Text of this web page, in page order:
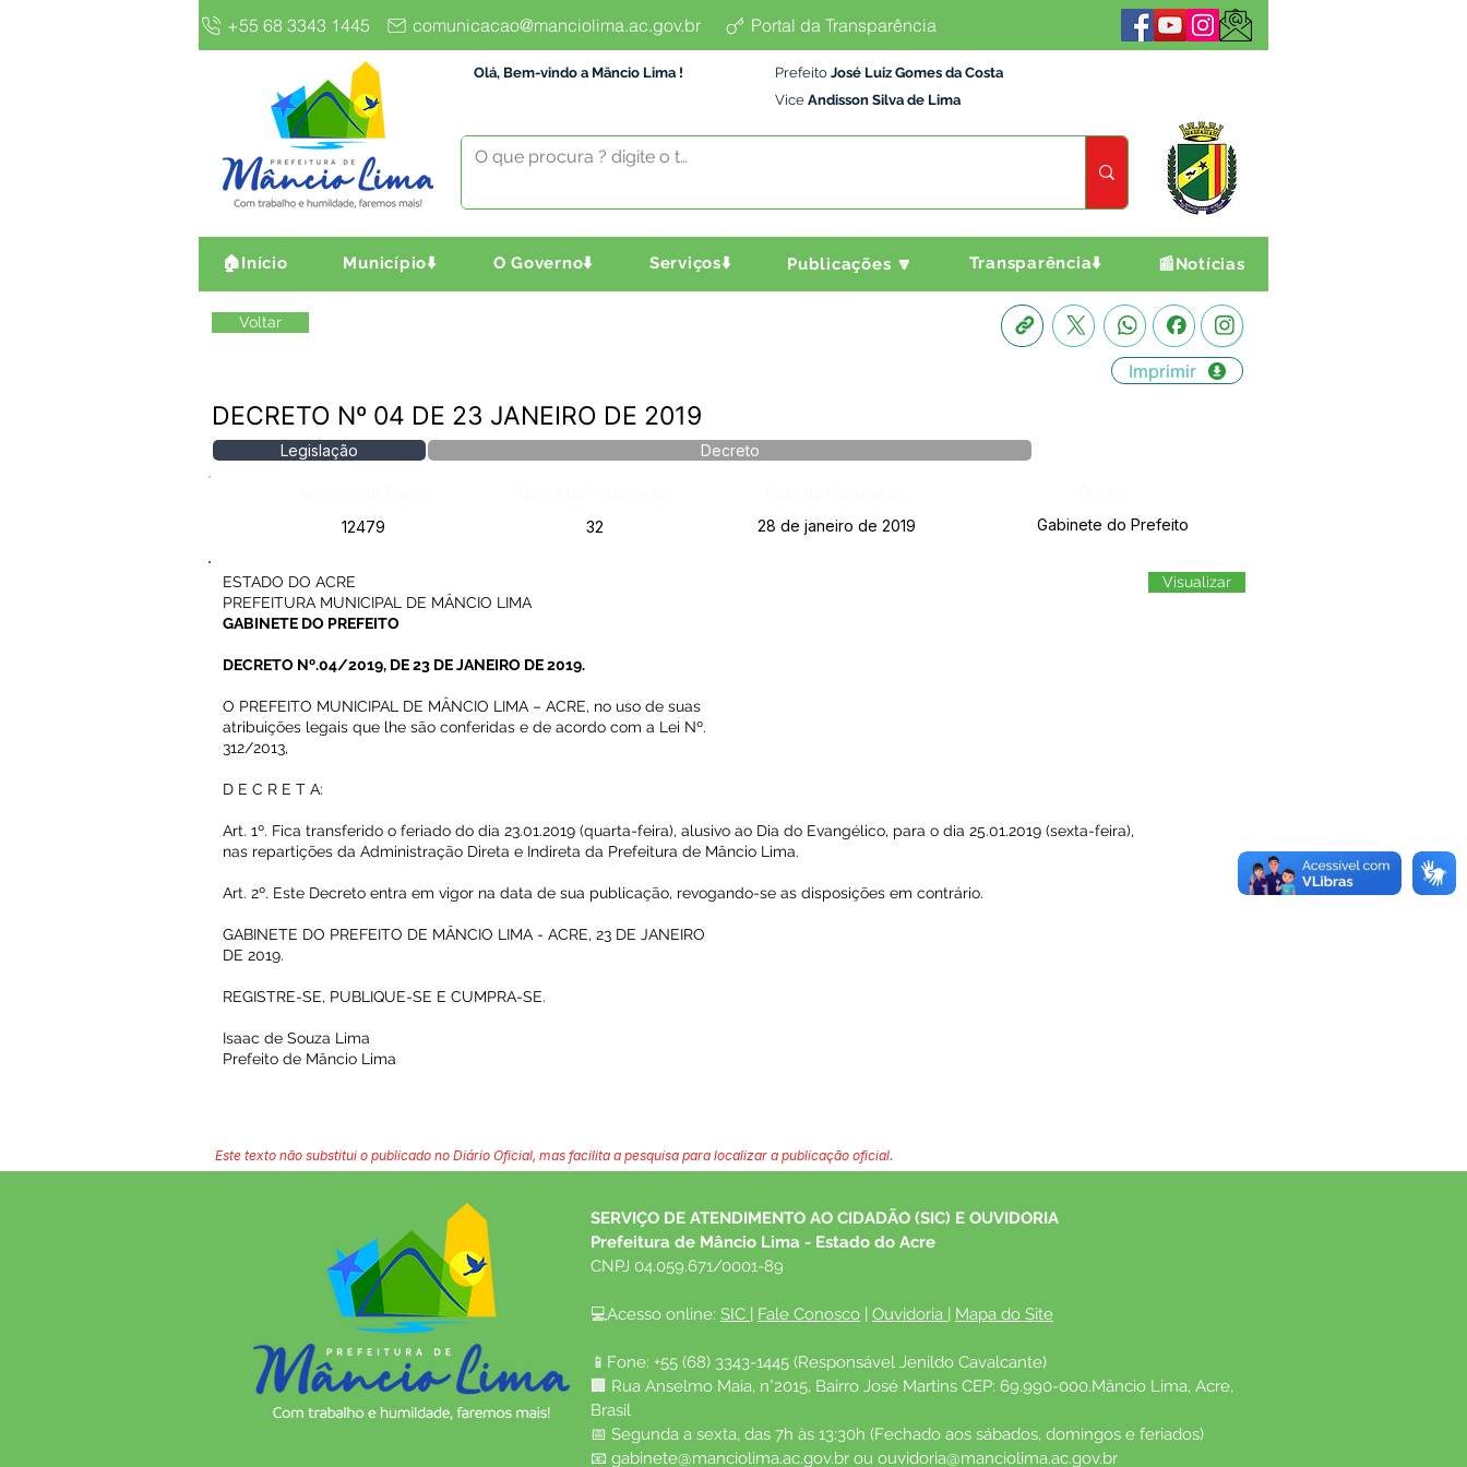
+55 68 3343 1445 comunicacao@manciolima.ac.gov.br Portal da Transparência
Olá, Bem-vindo a Mâncio Lima ! Prefeito José Luiz Gomes da Costa
Vice Andisson Silva de Lima
🏠Início Município⬇️ O Governo⬇️ Serviços⬇️ Publicações 🔽 Transparência⬇️ 📰Notícias
Voltar
Imprimir
DECRETO Nº 04 DE 23 JANEIRO DE 2019
Legislação Decreto
12479
32 28 de janeiro de 2019 Gabinete do Prefeito
ESTADO DO ACRE
PREFEITURA MUNICIPAL DE MÂNCIO LIMA
GABINETE DO PREFEITO
DECRETO Nº.04/2019, DE 23 DE JANEIRO DE 2019.
O PREFEITO MUNICIPAL DE MÂNCIO LIMA – ACRE, no uso de suas
atribuições legais que lhe são conferidas e de acordo com a Lei Nº.
312/2013,
D E C R E T A:
Art. 1º. Fica transferido o feriado do dia 23.01.2019 (quarta-feira), alusivo ao Dia do Evangélico, para o dia 25.01.2019 (sexta-feira),
nas repartições da Administração Direta e Indireta da Prefeitura de Mâncio Lima.
Art. 2º. Este Decreto entra em vigor na data de sua publicação, revogando-se as disposições em contrário.
GABINETE DO PREFEITO DE MÂNCIO LIMA - ACRE, 23 DE JANEIRO
DE 2019.
REGISTRE-SE, PUBLIQUE-SE E CUMPRA-SE.
Isaac de Souza Lima
Prefeito de Mâncio Lima
Visualizar
Este texto não substitui o publicado no Diário Oficial, mas facilita a pesquisa para localizar a publicação oficial.
SERVIÇO DE ATENDIMENTO AO CIDADÃO (SIC) E OUVIDORIA
Prefeitura de Mâncio Lima - Estado do Acre
CNPJ 04.059.671/0001-89
💻Acesso online: SIC | Fale Conosco | Ouvidoria | Mapa do Site
📱Fone: +55 (68) 3343-1445 (Responsável Jenildo Cavalcante)
🏢 Rua Anselmo Maia, n°2015, Bairro José Martins CEP: 69.990-000.Mâncio Lima, Acre,
Brasil
📅 Segunda a sexta, das 7h às 13:30h (Fechado aos sábados, domingos e feriados)
📧 gabinete@manciolima.ac.gov.br ou ouvidoria@manciolima.ac.gov.br